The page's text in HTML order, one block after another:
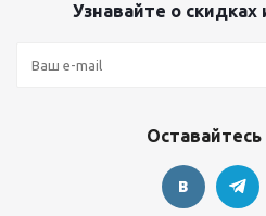
Узнавайте о
Оставайтесь